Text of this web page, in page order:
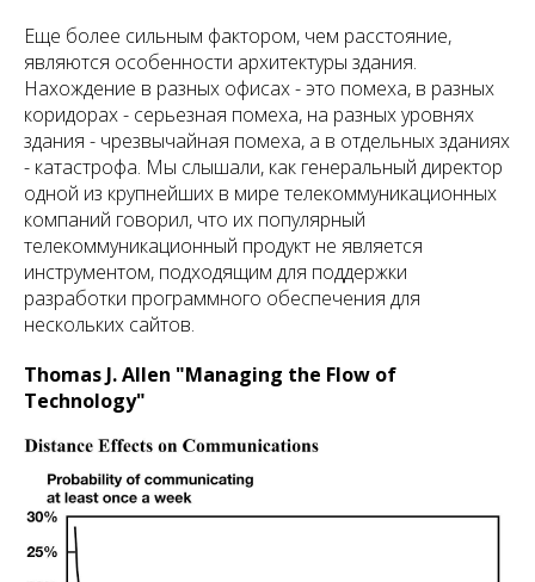
Еще более сильным фактором, чем расстояние,
являются особенности архитектуры здания.
Нахождение в разных офисах - это помеха, в разных
коридорах - серьезная помеха, на разных уровнях
здания - чрезвычайная помеха, а в отдельных зданиях
- катастрофа. Мы слышали, как генеральный директор
одной из крупнейших в мире телекоммуникационных
компаний говорил, что их популярный
телекоммуникационный продукт не является
инструментом, подходящим для поддержки
разработки программного обеспечения для
нескольких сайтов.
Thomas J. Allen "Managing the Flow of
Technology"